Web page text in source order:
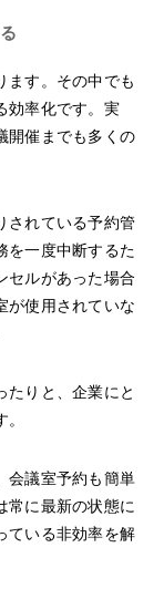
ます。その中でも
効率化です。実
開催までも多くの
されている予約管
を一度中断するた
セルがあった場合
が使用されていな
たりと、企業にと
会議室予約も簡単
常に最新の状態に
ている非効率を解